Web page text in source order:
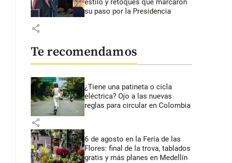
estilo y retoques que marcaron
su paso por la Presidencia
share
Te recomendamos
¿Tiene una patineta o cicla
eléctrica? Ojo a las nuevas
reglas para circular en Colombia
share
6 de agosto en la Feria de las
Flores: final de la trova, tablados
gratis y más planes en Medellín